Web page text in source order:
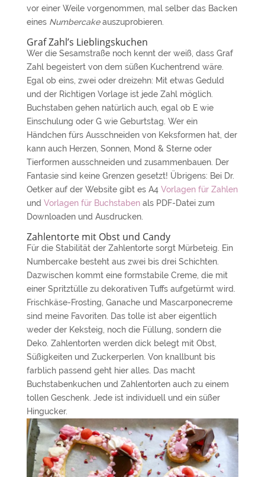
vor einer Weile vorgenommen, mal selber das Backen
eines Numbercakeauszuprobieren.
Graf Zahl’s Lieblingskuchen
Wer die Sesamstraße noch kennt der weiß, dass Graf
Zahl begeistert von dem süßen Kuchentrend wäre.
Egal ob eins, zwei oder dreizehn: Mit etwas Geduld
und der Richtigen Vorlage ist jede Zahl möglich.
Buchstaben gehen natürlich auch, egal ob E wie
Einschulung oder G wie Geburtstag. Wer ein
Händchen fürs Ausschneiden von Keksformen hat, der
kann auch Herzen, Sonnen, Mond & Sterne oder
Tierformen ausschneiden und zusammenbauen. Der
Fantasie sind keine Grenzen gesetzt! Übrigens: Bei Dr.
Oetker auf der Website gibt es A4 Vorlagen für Zahlen
und Vorlagen für Buchstabenals PDF-Datei zum
Downloaden und Ausdrucken.
Zahlentorte mit Obst und Candy
Für die Stabilität der Zahlentorte sorgt Mürbeteig. Ein
Numbercake besteht aus zwei bis drei Schichten.
Dazwischen kommt eine formstabile Creme, die mit
einer Spritztülle zu dekorativen Tuffs aufgetürmt wird.
Frischkäse-Frosting, Ganache und Mascarponecreme
sind meine Favoriten. Das tolle ist aber eigentlich
weder der Keksteig, noch die Füllung, sondern die
Deko. Zahlentorten werden dick belegt mit Obst,
Süßigkeiten und Zuckerperlen. Von knallbunt bis
farblich passend geht hier alles. Das macht
Buchstabenkuchen und Zahlentorten auch zu einem
tollen Geschenk. Jede ist individuell und ein süßer
Hingucker.